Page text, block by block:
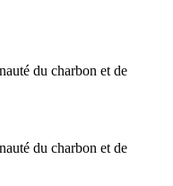
du charbon et de
du charbon et de